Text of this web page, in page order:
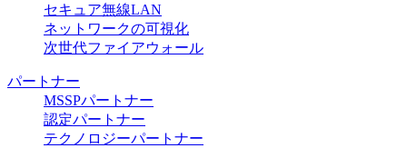
セキュア無線LAN
ネットワークの可視化
次世代ファイアウォール
パートナー
MSSPパートナー
認定パートナー
テクノロジーパートナー